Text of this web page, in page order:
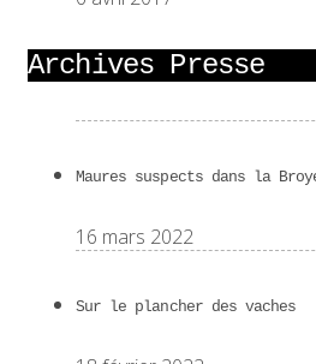
Archives Presse
Maures suspects dans la
16 mars 2022
Sur le plancher des vaches